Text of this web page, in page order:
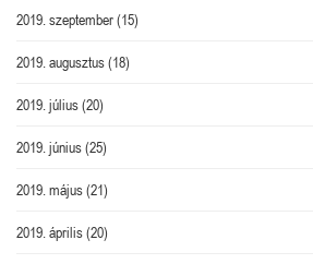
2019. szeptember(15)
2019. augusztus(18)
2019. július(20)
2019. június(25)
2019. május(21)
2019. április(20)